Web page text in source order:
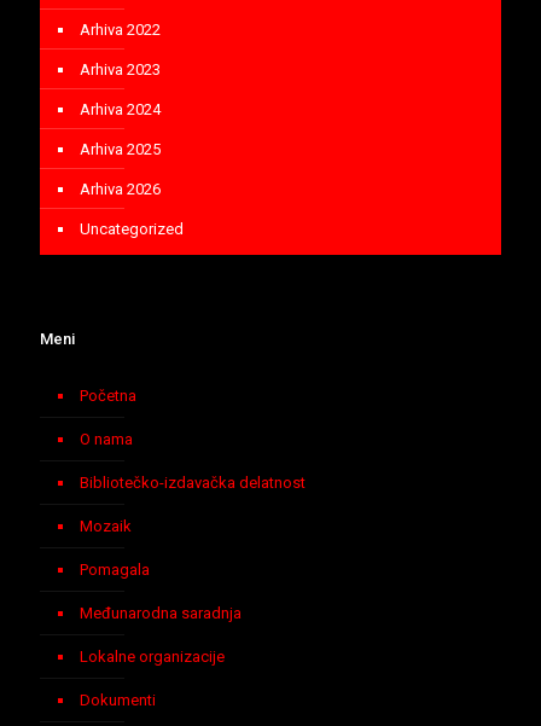
Arhiva 2022
Arhiva 2023
Arhiva 2024
Arhiva 2025
Arhiva 2026
Uncategorized
Meni
Početna
O nama
Bibliotečko-izdavačka delatnost
Mozaik
Pomagala
Međunarodna saradnja
Lokalne organizacije
Dokumenti